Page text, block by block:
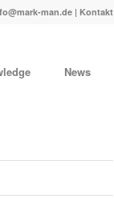
man.de | Kontakt
News